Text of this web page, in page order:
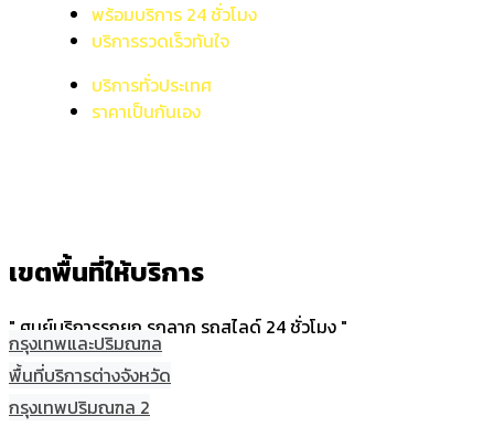
พร้อมบริการ 24 ชั่วโมง
บริการรวดเร็วทันใจ
บริการทั่วประเทศ
ราคาเป็นกันเอง
เขตพื้นที่ให้บริการ
" ศูนย์บริการรถยก รถลาก รถสไลด์ 24 ชั่วโมง "
กรุงเทพและปริมณฑล
พื้นที่บริการต่างจังหวัด
กรุงเทพปริมณฑล 2